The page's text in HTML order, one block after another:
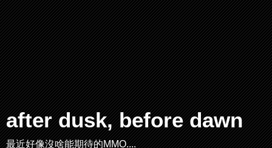
after dusk, before dawn
最近好像沒啥能期待的MMO....